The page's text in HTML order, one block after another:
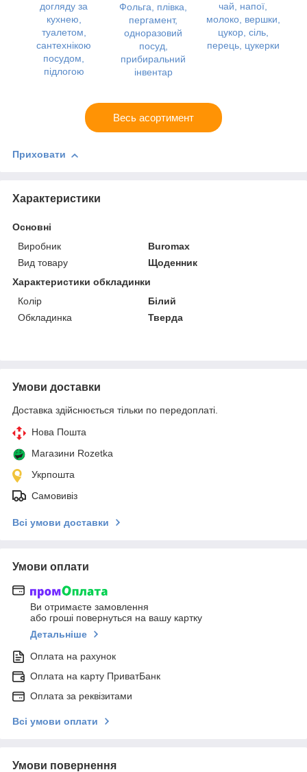
догляду за
кухнею,
туалетом,
сантехнікою
посудом,
підлогою
Фольга, плівка,
пергамент,
одноразовий
посуд,
прибиральний
інвентар
чай, напої,
молоко, вершки,
цукор, сіль,
перець, цукерки
Весь асортимент
Приховати
Характеристики
Основні
Виробник
Buromax
Вид товару
Щоденник
Характеристики обкладинки
Колір
Білий
Обкладинка
Тверда
Умови доставки
Доставка здійснюється тільки по передоплаті.
Нова Пошта
Магазини Rozetka
Укрпошта
Самовивіз
Всі умови доставки
Умови оплати
Ви отримаєте замовлення
або гроші повернуться на вашу картку
Детальніше
Оплата на рахунок
Оплата на карту ПриватБанк
Оплата за реквізитами
Всі умови оплати
Умови повернення